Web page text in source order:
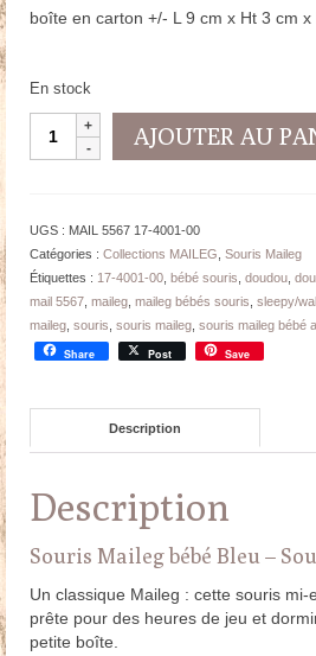
boîte en carton +/- L 9 cm x Ht 3 cm
En stock
quantité
avec
boîte
souris
8
AJOUTER AU
UGS : MAIL 5567 17-4001-00
Catégories : Collections MAILEG Souris Maileg
Étiquettes : 17-4001-00 bébé souris doudou
mail 5567 maileg maileg bébés souris sleepy/
maileg souris souris maileg souris maileg bébé
Share Post Save
Description
Description
Souris Maileg bébé Bleu –
Un classique Maileg : cette souris
prête pour des heures de jeu et
petite boîte.